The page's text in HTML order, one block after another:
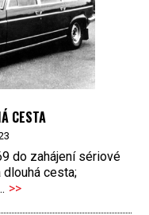
CESTA
do zahájení sériové
cesta;
>>